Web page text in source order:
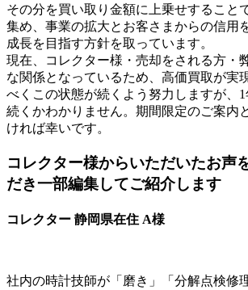
その分を買い取り金額に上乗せすること
集め、事業の拡大とお客さまからの信用
成長を目指す方針を取っています。
現在、コレクター様・売却をされる方・
な関係となっているため、高価買取が実
べくこの状態が続くよう努力しますが、
続くかわかりません。期間限定のご案内
ければ幸いです。
コレクター様からいただいたお声
だき一部編集してご紹介します
コレクター 静岡県在住 A様
社内の時計技師が「磨き」「分解点検修